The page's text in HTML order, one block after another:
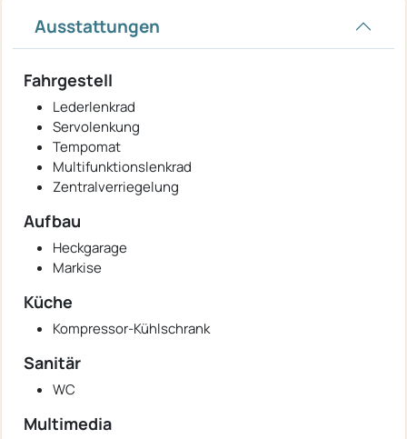
Ausstattungen
Fahrgestell
Lederlenkrad
Servolenkung
Tempomat
Multifunktionslenkrad
Zentralverriegelung
Aufbau
Heckgarage
Markise
Küche
Kompressor-Kühlschrank
Sanitär
WC
Multimedia